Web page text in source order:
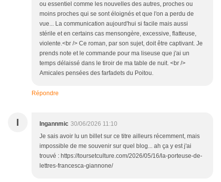
ou essentiel comme les nouvelles des autres, proches ou
moins proches qui se sont éloignés et que l'on a perdu de
vue... La communication aujourd'hui si facile mais aussi
stérile et en certains cas mensongère, excessive, flatteuse,
violente.<br /> Ce roman, par son sujet, doit être captivant. Je
prends note et le commande pour ma liseuse que j'ai un
temps délaissé dans le tiroir de ma table de nuit. <br />
Amicales pensées des farfadets du Poitou.
Répondre
I Ingannmic 30/06/2026 11:10
Je sais avoir lu un billet sur ce titre ailleurs récemment, mais
impossible de me souvenir sur quel blog... ah ça y est j'ai
trouvé : https://toursetculture.com/2026/05/16/la-porteuse-de-
lettres-francesca-giannone/